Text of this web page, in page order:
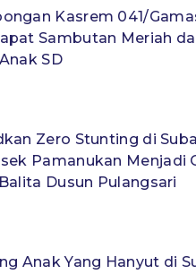
Kasrem 041/
Sambutan Meriah
SD
Zero Stunting di
Pamanukan Menjadi
Dusun Pulangsari
Anak Yang Hanyut di